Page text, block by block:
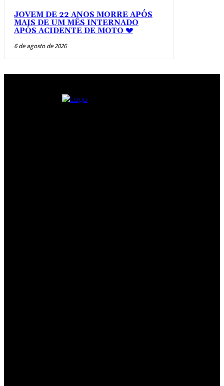
JOVEM DE 22 ANOS MORRE APÓS
MAIS DE UM MÊS INTERNADO
APÓS ACIDENTE DE MOTO 💔
6 de agosto de 2026